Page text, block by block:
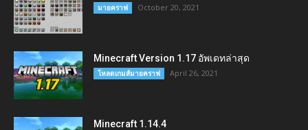
มายคราฟ October 20, 2021
Minecraft Version 1.17 อัพเดทล่าสุด
โหลดเกมส์มายคราฟ April 26, 2021
Minecraft 1.14.4